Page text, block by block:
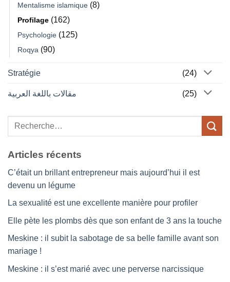
Mentalisme islamique (8)
Profilage (162)
Psychologie (125)
Roqya (90)
Stratégie (24)
مقالات باللغة العربية (25)
Articles récents
C’était un brillant entrepreneur mais aujourd’hui il est
devenu un légume
La sexualité est une excellente manière pour profiler
Elle pète les plombs dès que son enfant de 3 ans la touche
Meskine : il subit la sabotage de sa belle famille avant son
mariage !
Meskine : il s’est marié avec une perverse narcissique